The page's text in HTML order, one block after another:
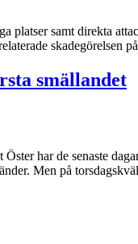
platser samt direkta
skadegörelsen
smällandet
har de senaste
Men på